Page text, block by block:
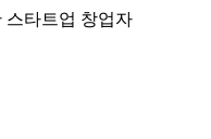
스타트업 창업자